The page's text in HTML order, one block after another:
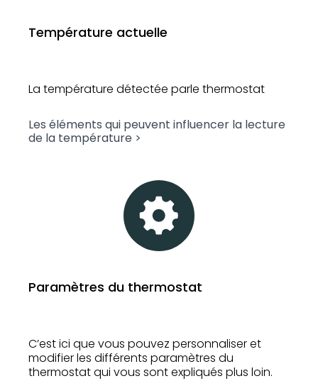
Température actuelle
La température détectée parle thermostat
Les éléments qui peuvent influencer la lecture
de la température >
Paramètres du thermostat
C’est ici que vous pouvez personnaliser et
modifier les différents paramètres du
thermostat qui vous sont expliqués plus loin.